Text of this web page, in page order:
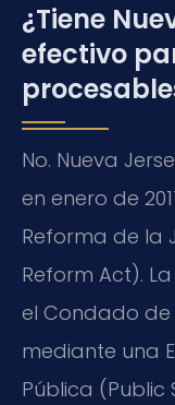
¿Tiene
efectivo
No. Nueva
en enero de
Reforma de la
Reform Act).
el Condado de
mediante una
Pública (Public